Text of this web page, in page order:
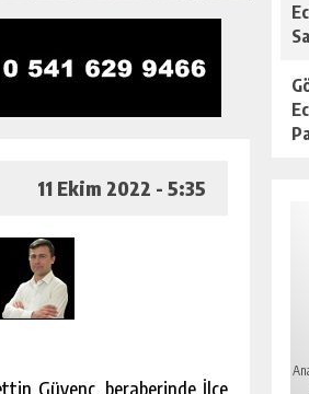
11 Ekim 2022 - 5:35
Güvenç, beraberinde İlçe